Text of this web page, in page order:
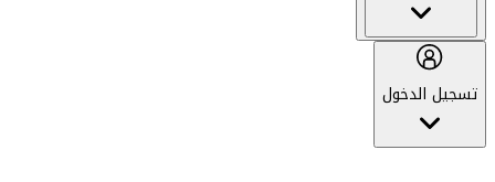
تسجيل الدخول